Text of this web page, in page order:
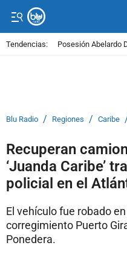
Tendencias: Posesión Abelardo
Blu Radio / Regiones / Caribe
Recuperan
‘Juanda Caribe’
policial en el
El vehículo fue robado
corregimiento Puerto
Ponedera.